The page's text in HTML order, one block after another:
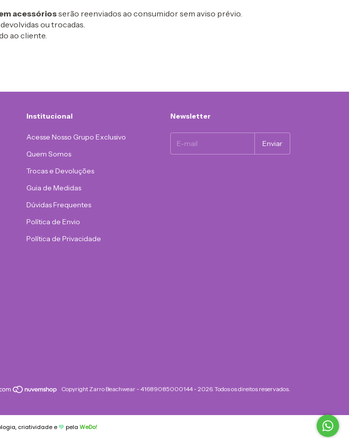
acessóriosserão reenviados ao consumidor sem aviso prévio.
ou trocadas.
ao cliente.
Institucional
Acesse Nosso Grupo Exclusivo
Quem Somos
Trocas e Devoluções
Guia de Medidas
Dúvidas Frequentes
Política de Envio
Política de Privacidade
Newsletter
Copyright Zarro Beachwear - 41689085000144 - 2026. Todos os direitos reservados.
criatividade e💚 pela WeDo!